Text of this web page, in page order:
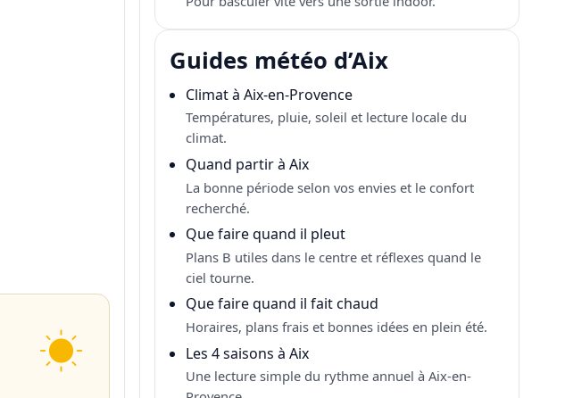
Guides météo d’Aix
Climat à Aix-en-Provence
Températures, pluie, soleil et lecture locale du
climat.
Quand partir à Aix
La bonne période selon vos envies et le confort
recherché.
Que faire quand il pleut
Plans B utiles dans le centre et réflexes quand le
ciel tourne.
Que faire quand il fait chaud
Horaires, plans frais et bonnes idées en plein été.
Les 4 saisons à Aix
Une lecture simple du rythme annuel à Aix-en-